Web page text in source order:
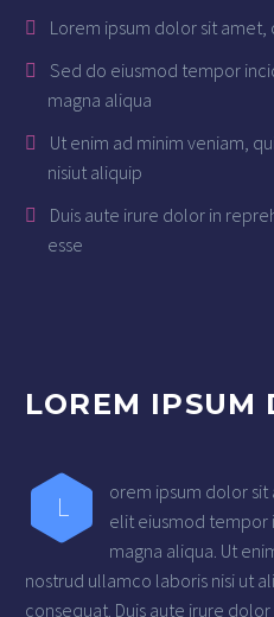
Lorem ipsum dolor sit
Sed do eiusmod tempor
magna aliqua
Ut enim ad minim veniam,
nisiut aliquip
Duis aute irure dolor in
esse
LOREM IPSUM
L
orem ipsum dolor
elit eiusmod
magna aliqua. Ut
nostrud ullamco laboris nisi ut
consequat. Duis aute irure